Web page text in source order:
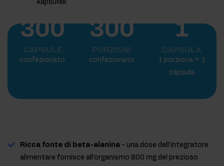
300
CAPSULE
confezionato
300
PORZIONI
confezionato
1
CAPSULA
1 porzione = 1
capsula
Ricca fonte di beta-alanina - una dose dell'integratore
alimentare fornisce all'organismo 800 mg del prezioso